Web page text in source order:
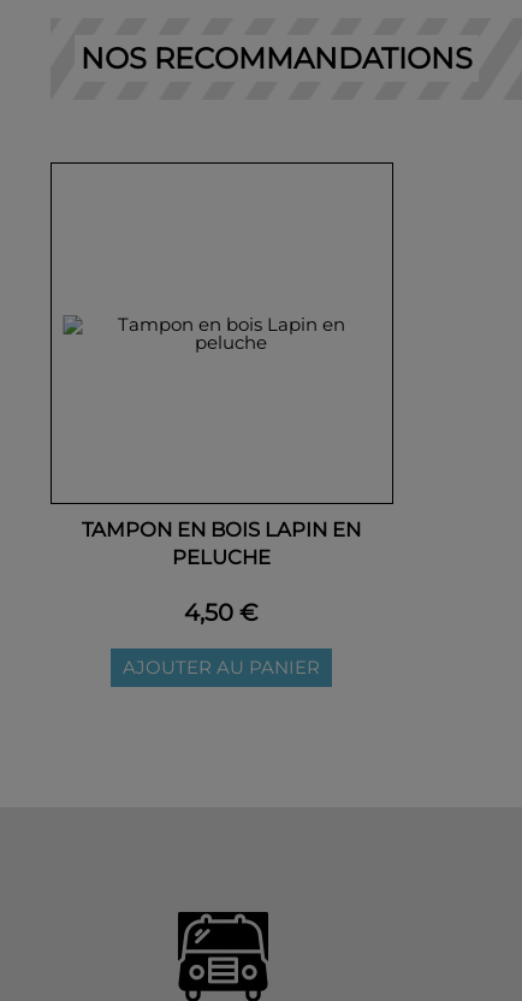
NOS RECOMMANDATIONS
TAMPON EN BOIS LAPIN EN
PELUCHE
4,50 €
AJOUTER AU PANIER